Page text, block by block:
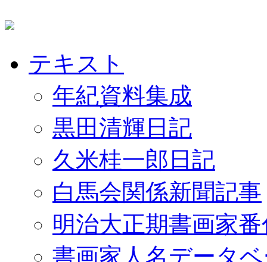
テキスト
年紀資料集成
黒田清輝日記
久米桂一郎日記
白馬会関係新聞記事
明治大正期書画家
書画家人名データ